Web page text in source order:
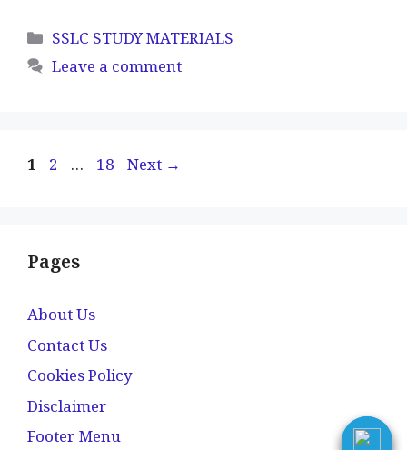
Categories
SSLC STUDY MATERIALS
Leave a comment
Page
1 Page
2 … Page
18 Next →
Pages
About Us
Contact Us
Cookies Policy
Disclaimer
Footer Menu